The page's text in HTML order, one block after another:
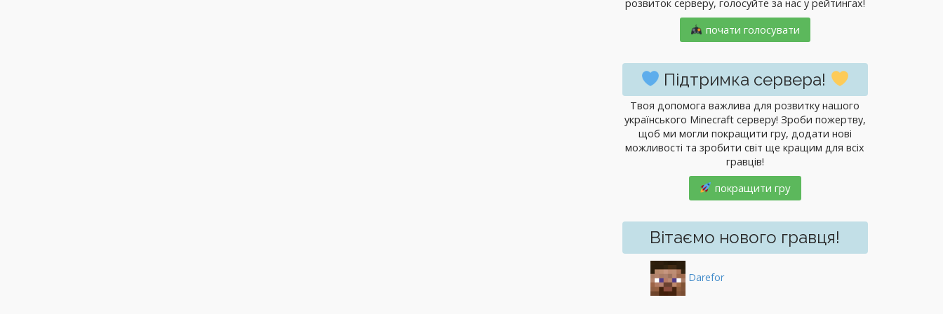
розвиток серверу, голосуйте за нас у рейтингах!
почати голосувати
Підтримка сервера!
Твоя допомога важлива для розвитку нашого
українського Minecraft серверу! Зроби пожертву,
щоб ми могли покращити гру, додати нові
можливості та зробити світ ще кращим для всіх
гравців!
покращити гру
Вітаємо нового гравця!
Darefor